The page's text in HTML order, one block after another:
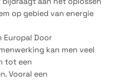
op gebied van energie
Europa! Door
kan men veel
tot een
Vooral een